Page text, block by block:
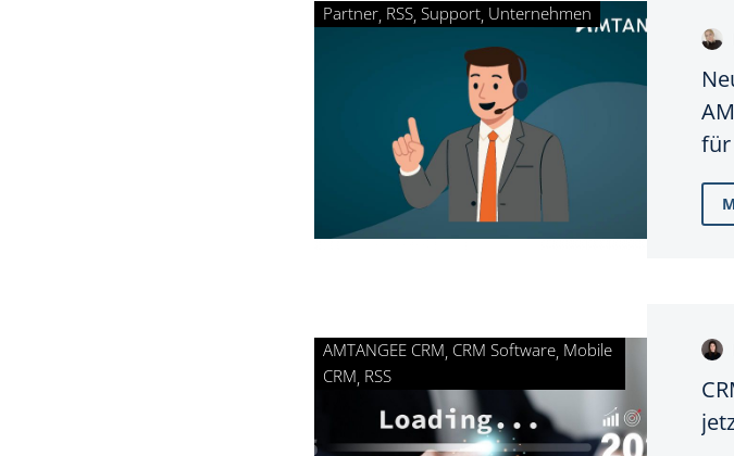
Neue
Telefonnummern
bei
AMTANGEE
–
bessere
Erreichbarkeit
Partner RSS Support Unternehmen
für
CRM-
Trends
2026:
AMTANGEE CRM CRM Software Mobile
CRM RSS